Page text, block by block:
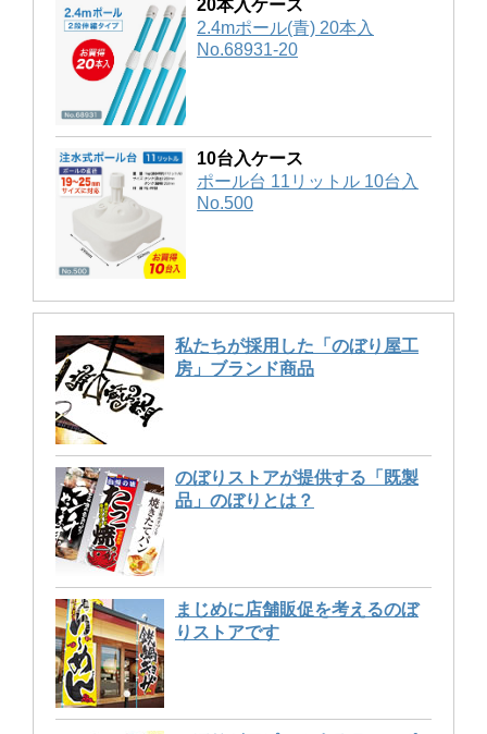
20本入ケース
2.4mポール(青) 20本入
No.68931-20
10台入ケース
ポール台 11リットル 10台入
No.500
私たちが採用した「のぼり屋工
房」ブランド商品
のぼりストアが提供する「既製
品」のぼりとは？
まじめに店舗販促を考えるのぼ
りストアです